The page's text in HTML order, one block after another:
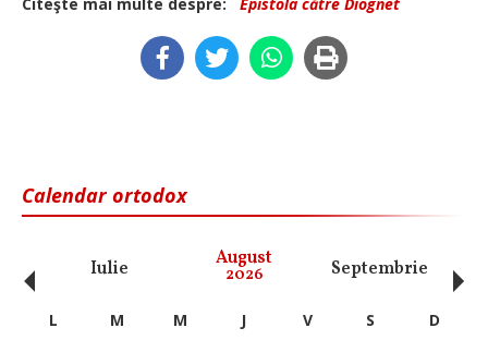
Citeşte mai multe despre:
Epistola către Diognet
Calendar ortodox
Iulie August
2026 Septembrie
‹ L M M J V S
D